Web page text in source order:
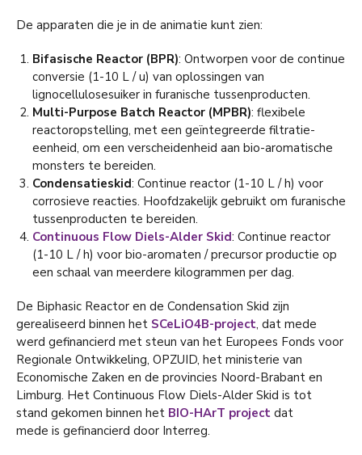
De apparaten die je in de animatie kunt zien:
Bifasische Reactor (BPR): Ontworpen voor de continue
conversie (1-10 L / u) van oplossingen van
lignocellulosesuiker in furanische tussenproducten.
Multi-Purpose Batch Reactor (MPBR): flexibele
reactoropstelling, met een geïntegreerde filtratie-
eenheid, om een ​​verscheidenheid aan bio-aromatische
monsters te bereiden.
Condensatieskid: Continue reactor (1-10 L / h) voor
corrosieve reacties. Hoofdzakelijk gebruikt om furanische
tussenproducten te bereiden.
Continuous Flow Diels-Alder Skid: Continue reactor
(1-10 L / h) voor bio-aromaten / precursor productie op
een schaal van meerdere kilogrammen per dag.
De Biphasic Reactor en de Condensation Skid zijn
gerealiseerd binnen het SCeLiO4B-project, dat mede
werd gefinancierd met steun van het Europees Fonds voor
Regionale Ontwikkeling, OPZUID, het ministerie van
Economische Zaken en de provincies Noord-Brabant en
Limburg. Het Continuous Flow Diels-Alder Skid is tot
stand gekomen binnen het BIO-HArT project dat
mede is gefinancierd door Interreg.